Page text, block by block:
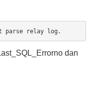
parse relay log.
dan